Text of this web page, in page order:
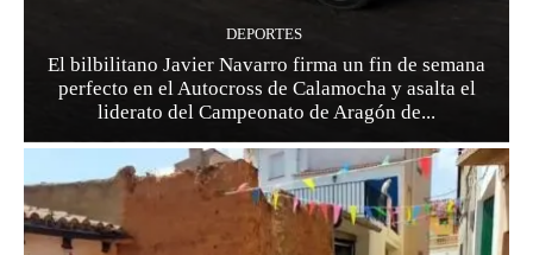
DEPORTES
El bilbilitano Javier Navarro firma un fin de semana
perfecto en el Autocross de Calamocha y asalta el
liderato del Campeonato de Aragón de...